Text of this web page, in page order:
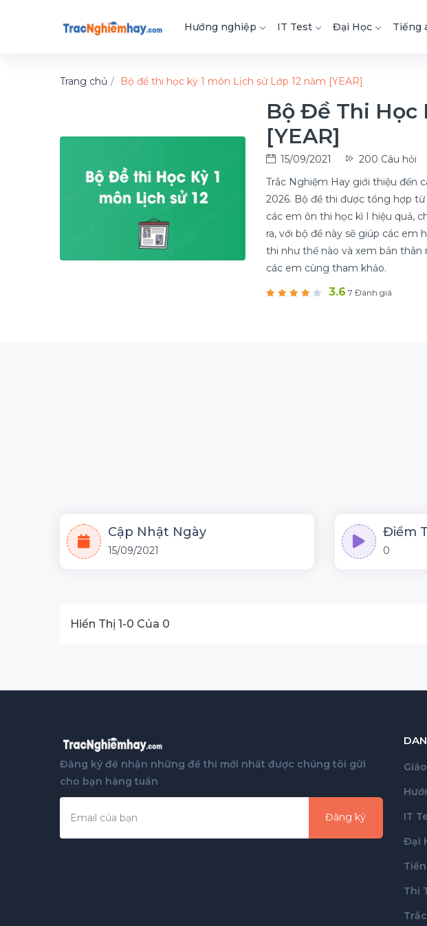
Hướng nghiệp IT Test Đại Học Tiếng
Trang chủ Bộ đề thi học kỳ 1 môn Lịch sử Lớp 12 năm [YEAR]
Bộ Đề Thi Học
[YEAR]
15/09/2021 200 Câu hỏi
Trắc Nghiệm Hay giới thiệu đến
2026. Bộ đề thi được tổng hợp
các em ôn thi học kì I hiệu quả,
ra, với bộ đề này sẽ giúp các em
thi như thế nào và xem bản
các em cùng tham khảo.
3.6 7 Đánh giá
Cập Nhật Ngày
15/09/2021
Điểm
0
Hiển Thị 1-0 Của 0
Đăng ký để nhận những đề thi mới nhất được chúng tôi gửi
cho bạn hàng tuần
Đăng ký
IT
Đại
Thi